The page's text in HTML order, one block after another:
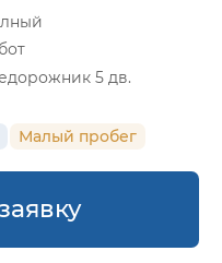
5 дв.
Малый пробег